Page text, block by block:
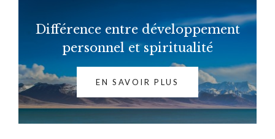
Différence entre développement
personnel et spiritualité
EN SAVOIR PLUS